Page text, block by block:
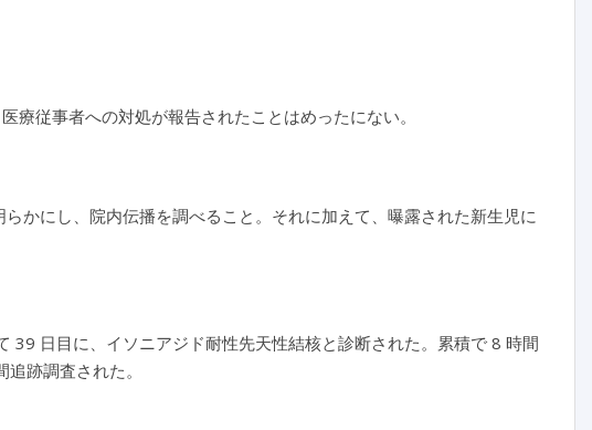
療従事者への対処が報告されたことはめったにない。
かにし、院内伝播を調べること。それに加えて、曝露された新生児に
39 日目に、イソニアジド耐性先天性結核と診断された。累積で 8 時間
跡調査された。